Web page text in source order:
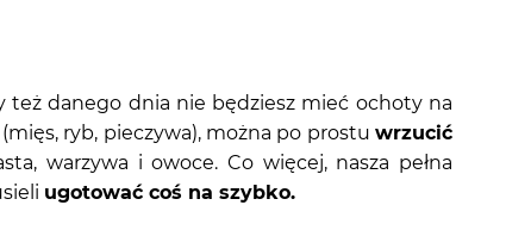
też danego dnia nie będziesz mieć ochoty na
ryb, pieczywa), można po prostu wrzucić
warzywa i owoce. Co więcej, nasza pełna
ugotować coś na szybko.